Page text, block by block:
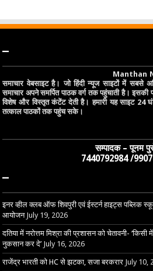
–
Manthan
समाचार वेबसाइट है। जो हिंदी न्यूज साइटों में सबसे
समाचार अपने समर्पित पाठक वर्ग तक पहुंचाती है। इसकी
विशेष और विस्तृत कंटेंट देती है। हमारी यह साइट 24
तत्काल पाठकों तक पहुंच सके।
सम्पादक – पूनम
7440792984 /
–
इनर व्हील क्लब ऑफ शिवपुरी एवं ईस्टर्न हाइट्स पब्लिक
आयोजन July 19, 2026
दतिया में नरोत्तम मिश्रा की प्रशासन को चेतावनी- ‘किसी
नुकसान कर दे’ July 16, 2026
राजेंद्र भारती को HC से झटका, सजा बरकरार July 10,